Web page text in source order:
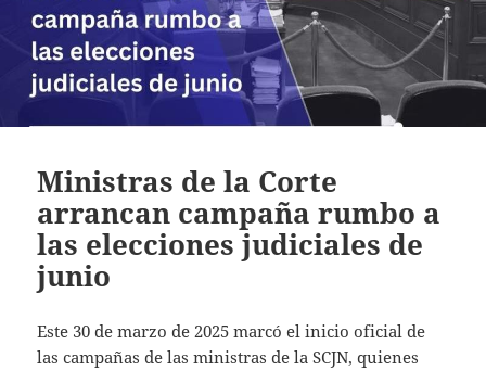
Ministras de la Corte
arrancan campaña rumbo a
las elecciones judiciales de
junio
Este 30 de marzo de 2025 marcó el inicio oficial de
las campañas de las ministras de la SCJN, quienes